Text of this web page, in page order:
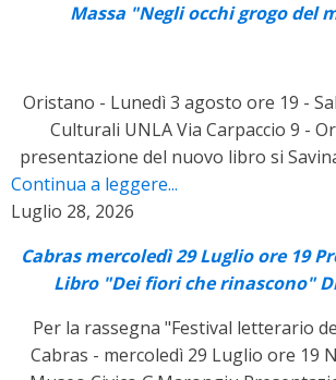
Massa "Negli occhi grogo del
Oristano - Lunedì 3 agosto ore 19 -
Culturali UNLA Via Carpaccio 9 -
presentazione del nuovo libro si
"Negli occhi grogo del mio paese"
Dialogano con l'autrice: Anna Maria
Continua a leggere...
Luglio 28, 2026
Cabras mercoledì 29 Luglio ore 19
Libro "Dei fiori che rinascono"
Per la rassegna "Festival letterario
Cabras - mercoledì 29 Luglio ore 19